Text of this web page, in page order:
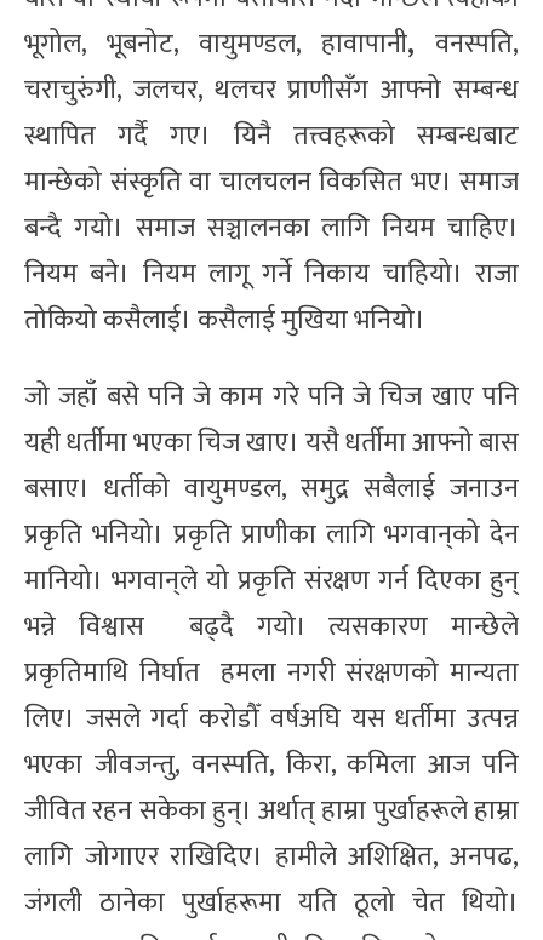
भूगोल, भूबनोट, वायुमण्डल, हावापानी, वनस्पति,
चराचुरुंगी, जलचर, थलचर प्राणीसँग आफ्नो सम्बन्ध
स्थापित गर्दै गए। यिनै तत्त्वहरूको सम्बन्धबाट
मान्छेको संस्कृति वा चालचलन विकसित भए। समाज
बन्दै गयो। समाज सञ्चालनका लागि नियम चाहिए।
नियम बने। नियम लागू गर्ने निकाय चाहियो। राजा
तोकियो कसैलाई। कसैलाई मुखिया भनियो।
जो जहाँ बसे पनि जे काम गरे पनि जे चिज खाए पनि
यही धर्तीमा भएका चिज खाए। यसै धर्तीमा आफ्नो बास
बसाए। धर्तीको वायुमण्डल, समुद्र सबैलाई जनाउन
प्रकृति भनियो। प्रकृति प्राणीका लागि भगवान्‌को देन
मानियो। भगवान्‌ले यो प्रकृति संरक्षण गर्न दिएका हुन्
भन्ने विश्वास बढ्दै गयो। त्यसकारण मान्छेले
प्रकृतिमाथि निर्घात हमला नगरी संरक्षणको मान्यता
लिए। जसले गर्दा करोडौँ वर्षअघि यस धर्तीमा उत्पन्न
भएका जीवजन्तु, वनस्पति, किरा, कमिला आज पनि
जीवित रहन सकेका हुन्। अर्थात् हाम्रा पुर्खाहरूले हाम्रा
लागि जोगाएर राखिदिए। हामीले अशिक्षित, अनपढ,
जंगली ठानेका पुर्खाहरूमा यति ठूलो चेत थियो।